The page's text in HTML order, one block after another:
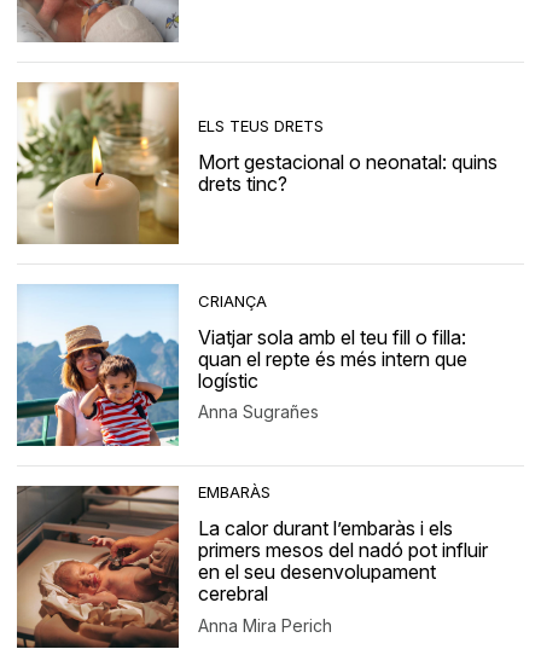
ELS TEUS DRETS
Mort gestacional o neonatal: quins
drets tinc?
CRIANÇA
Viatjar sola amb el teu fill o filla:
quan el repte és més intern que
logístic
Anna Sugrañes
EMBARÀS
La calor durant l’embaràs i els
primers mesos del nadó pot influir
en el seu desenvolupament
cerebral
Anna Mira Perich